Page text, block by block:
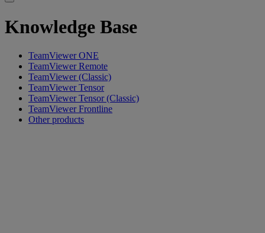
Knowledge Base
TeamViewer ONE
TeamViewer Remote
TeamViewer (Classic)
TeamViewer Tensor
TeamViewer Tensor (Classic)
TeamViewer Frontline
Other products